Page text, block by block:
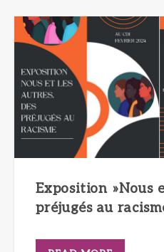
Exposition »Nous
préjugés au